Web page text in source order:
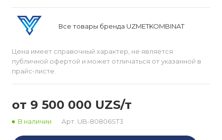
Все товары бренда UZMETKOMBINAT
Цена имеет справочный характер, не является
публичной офертой и может отличаться от указанной в
прайс-листе.
от 9 500 000 UZS/т
В наличии Арт. UB-80806ST3